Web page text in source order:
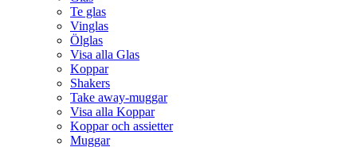
Te glas
Vinglas
Ölglas
Visa alla Glas
Koppar
Shakers
Take away-muggar
Visa alla Koppar
Koppar och assietter
Muggar